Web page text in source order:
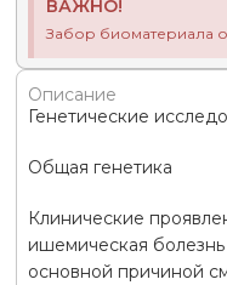
ВАЖНО!
Забор биоматериала
Описание
Генетические
Общая генетика
Клинические
ишемическая
основной причиной